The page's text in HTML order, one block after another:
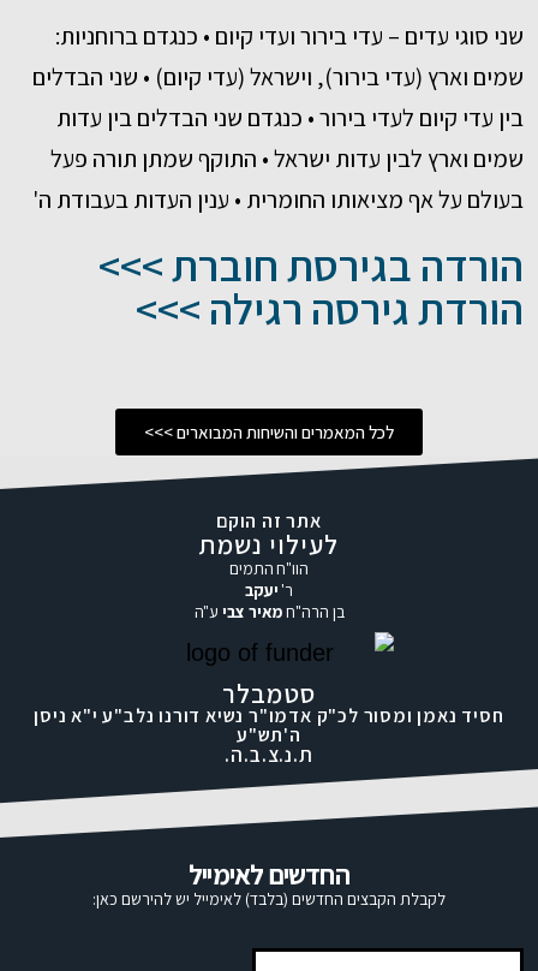
שני סוגי עדים – עדי בירור ועדי קיום • כנגדם ברוחניות:
שמים וארץ (עדי בירור), וישראל (עדי קיום) • שני הבדלים
בין עדי קיום לעדי בירור • כנגדם שני הבדלים בין עדות
שמים וארץ לבין עדות ישראל • התוקף שמתן תורה פעל
בעולם על אף מציאותו החומרית • ענין העדות בעבודת ה'
הורדה בגירסת חוברת >>>
הורדת גירסה רגילה >>>
לכל המאמרים והשיחות המבוארים >>>
אתר זה הוקם
לעילוי נשמת
הוו"ח התמים
ר'יעקב
בן הרה"חמאיר צביע"ה
סטמבלר
חסיד נאמן ומסור לכ"ק אדמו"ר נשיא דורנו נלב"ע י"א ניסן
ה'תש"ע
ת.נ.צ.ב.ה.
החדשים לאימייל
לקבלת הקבצים החדשים (בלבד) לאימייל יש להירשם כאן: